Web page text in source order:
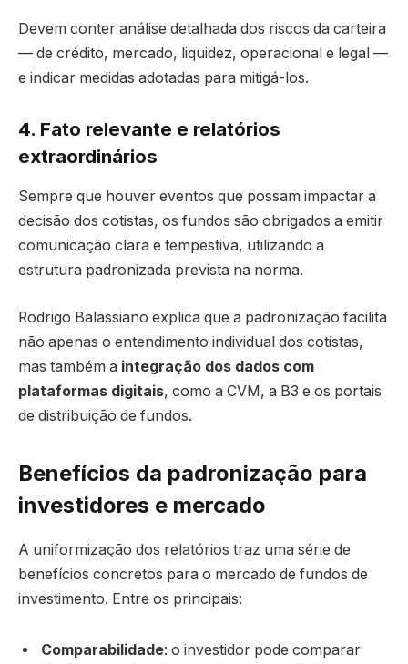
Devem conter análise detalhada dos riscos da carteira
— de crédito, mercado, liquidez, operacional e legal —
e indicar medidas adotadas para mitigá-los.
4. Fato relevante e relatórios
extraordinários
Sempre que houver eventos que possam impactar a
decisão dos cotistas, os fundos são obrigados a emitir
comunicação clara e tempestiva, utilizando a
estrutura padronizada prevista na norma.
Rodrigo Balassiano explica que a padronização facilita
não apenas o entendimento individual dos cotistas,
mas também a integração dos dados com
plataformas digitais, como a CVM, a B3 e os portais
de distribuição de fundos.
Benefícios da padronização para
investidores e mercado
A uniformização dos relatórios traz uma série de
benefícios concretos para o mercado de fundos de
investimento. Entre os principais:
Comparabilidade: o investidor pode comparar